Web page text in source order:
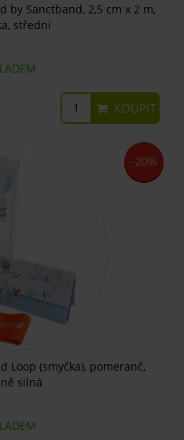
by Sanctband, 2,5 cm x 2 m,
střední
KOUPIT
-20%
Loop (smyčka), pomeranč,
silná